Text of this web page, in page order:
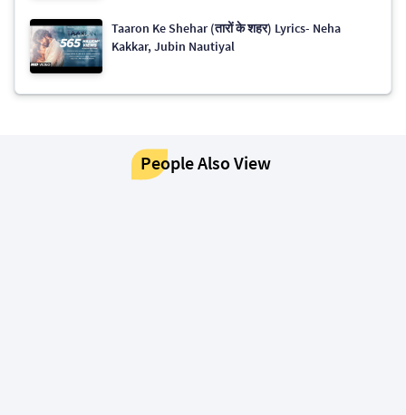
Taaron Ke Shehar (तारों के शहर) Lyrics- Neha
Kakkar, Jubin Nautiyal
People Also View